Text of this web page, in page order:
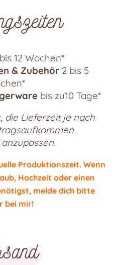
12 Wochen*
& Zubehör 2 bis 5
bis zu10 Tage*
die Lieferzeit je nach
Produktionszeit. Wenn
Hochzeit oder einen
melde dich bitte
bei mir!